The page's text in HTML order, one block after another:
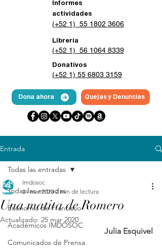
Informes
actividades
(+52 1) 55 1802 3606
Librería
(+52 1) 56 1064 8339
Donativos
(+52 1) 55 6803 3159
Dona ahora Quejas y Denuncias
Entrada
Todas las entradas
Economía de Francisco
Académicos IMDOSOC
Comunicados de Prensa
Todas las entradas
Una matita de Romero
Imdosoc
24 mar 2020 2 min de lectura
Actualizado: 25 mar 2020
Julia Esquivel